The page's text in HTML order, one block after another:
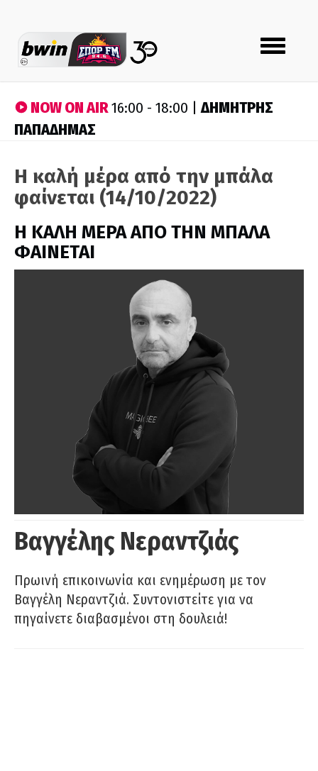
Toggle
navigation
NOW ON AIR16:00 - 18:00 |ΔΗΜΗΤΡΗΣ
ΠΑΠΑΔΗΜΑΣ
Η καλή μέρα από την μπάλα
φαίνεται (14/10/2022)
H ΚΑΛΗ ΜΕΡΑ ΑΠΟ ΤΗΝ ΜΠΑΛΑ
ΦΑΙΝΕΤΑΙ
Βαγγέλης Νεραντζιάς
Πρωινή επικοινωνία και ενημέρωση με τον
Βαγγέλη Νεραντζιά. Συντονιστείτε για να
πηγαίνετε διαβασμένοι στη δουλειά!